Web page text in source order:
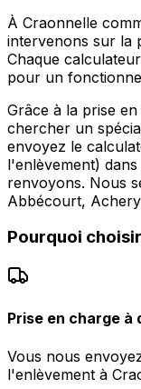
À Craonnelle
intervenons sur la
Chaque
pour un
Grâce à la prise
chercher un
envoyez le
l'enlèvement)
renvoyons. Nous
Abbécourt,
Pourquoi choisir
Prise en charge à
Vous nous
l'enlèvement à